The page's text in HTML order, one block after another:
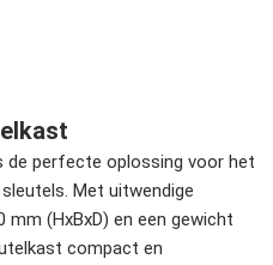
de perfecte oplossing voor het
Met uitwendige
mm (HxBxD) en een gewicht
compact en